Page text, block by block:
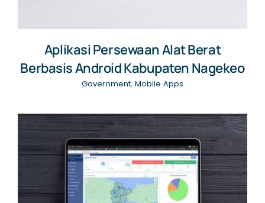
Aplikasi Persewaan Alat Berat
Berbasis Android Kabupaten Nagekeo
Government, Mobile Apps